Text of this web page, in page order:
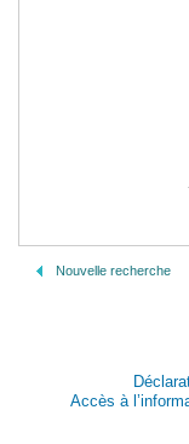
Nouvelle recherche
Accès à